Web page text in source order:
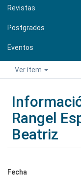
Revistas
Postgrados
Eventos
Ver ítem
Rangel
Beatriz
Fecha